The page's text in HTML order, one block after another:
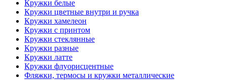
Кружки белые
Кружки цветные внутри и ручка
Кружки хамелеон
Кружки c принтом
Кружки стеклянные
Кружки разные
Кружки латте
Кружки флуорисцентные
Фляжки, термосы и кружки металлические